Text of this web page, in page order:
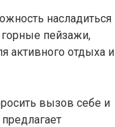
насладиться
пейзажи,
активного отдыха и
вызов себе и